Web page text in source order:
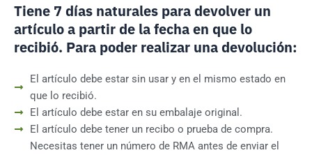
Tiene 7 días naturales para devolver un
artículo a partir de la fecha en que lo
recibió. Para poder realizar una devolución:
El artículo debe estar sin usar y en el mismo estado en
que lo recibió.
El artículo debe estar en su embalaje original.
El artículo debe tener un recibo o prueba de compra.
Necesitas tener un número de RMA antes de enviar el